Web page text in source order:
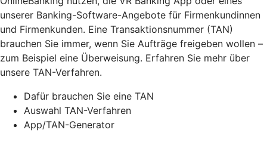
unserer Banking-Software-Angebote für Firmenkundinnen
und Firmenkunden. Eine Transaktionsnummer (TAN)
brauchen Sie immer, wenn Sie Aufträge freigeben wollen –
zum Beispiel eine Überweisung. Erfahren Sie mehr über
unsere TAN-Verfahren.
Dafür brauchen Sie eine TAN
Auswahl TAN-Verfahren
App/TAN-Generator